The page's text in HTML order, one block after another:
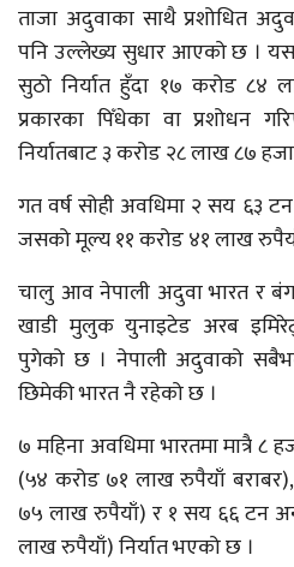
ताजा अदुवाका साथै प्रशोधित
पनि उल्लेख्य सुधार आएको छ । यस
सुठो निर्यात हुँदा १७ करोड
प्रकारका पिँधेका वा प्रशोधन
निर्यातबाट ३ करोड २८ लाख ८७
गत वर्ष सोही अवधिमा २ सय ६३ टन
जसको मूल्य ११ करोड ४१ लाख
चालु आव नेपाली अदुवा भारत र
खाडी मुलुक युनाइटेड अरब
पुगेको छ । नेपाली अदुवाको
छिमेकी भारत नै रहेको छ ।
७ महिना अवधिमा भारतमा मात्रै
(५४ करोड ७१ लाख रुपैयाँ
७५ लाख रुपैयाँ) र १ सय ६६ टन
लाख रुपैयाँ) निर्यात भएको छ ।